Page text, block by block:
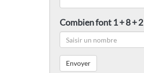
Combien font 1 + 8 + 2